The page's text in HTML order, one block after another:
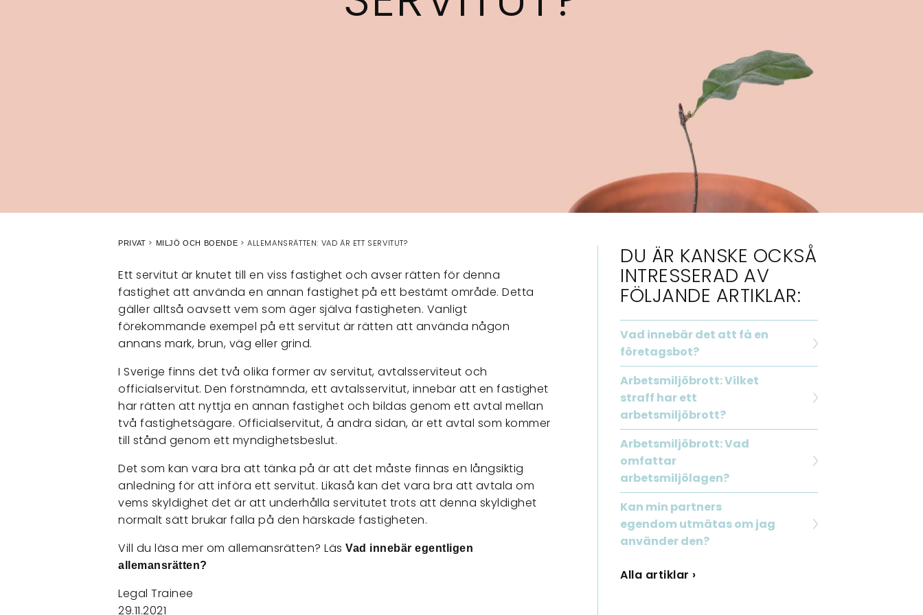
PRIVAT MILJÖ OCH BOENDE ALLEMANSRÄTTEN: VAD ÄR ETT SERVITUT?
Ett servitut är knutet till en viss fastighet och avser rätten för denna
fastighet att använda en annan fastighet på ett bestämt område. Detta
gäller alltså oavsett vem som äger själva fastigheten. Vanligt
förekommande exempel på ett servitut är rätten att använda någon
annans mark, brun, väg eller grind.
I Sverige finns det två olika former av servitut, avtalsserviteut och
officialservitut. Den förstnämnda, ett avtalsservitut, innebär att en fastighet
har rätten att nyttja en annan fastighet och bildas genom ett avtal mellan
två fastighetsägare. Officialservitut, å andra sidan, är ett avtal som kommer
till stånd genom ett myndighetsbeslut.
Det som kan vara bra att tänka på är att det måste finnas en långsiktig
anledning för att införa ett servitut. Likaså kan det vara bra att avtala om
vems skyldighet det är att underhålla servitutet trots att denna skyldighet
normalt sätt brukar falla på den härskade fastigheten.
Vill du läsa mer om allemansrätten? LäsVad innebär egentligen
allemansrätten?
Legal Trainee
29.11.2021
DU ÄR KANSKE OCKSÅ
INTRESSERAD AV
FÖLJANDE ARTIKLAR:
Vad innebär det att få en
företagsbot?
Arbetsmiljöbrott: Vilket
straff har ett
arbetsmiljöbrott?
Arbetsmiljöbrott: Vad
omfattar
arbetsmiljölagen?
Kan min partners
egendom utmätas om jag
använder den?
Alla artiklar ›